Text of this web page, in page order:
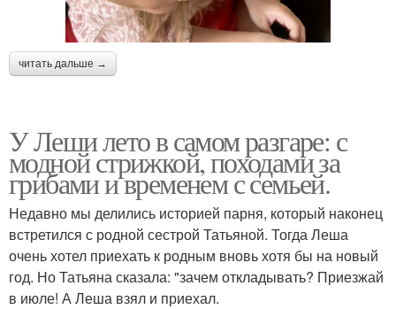
читать дальше →
У Леши лето в самом разгаре: с
модной стрижкой, походами за
грибами и временем с семьей.
Недавно мы делились историей парня, который наконец
встретился с родной сестрой Татьяной. Тогда Леша
очень хотел приехать к родным вновь хотя бы на новый
год. Но Татьяна сказала: "зачем откладывать? Приезжай
в июле! А Леша взял и приехал.